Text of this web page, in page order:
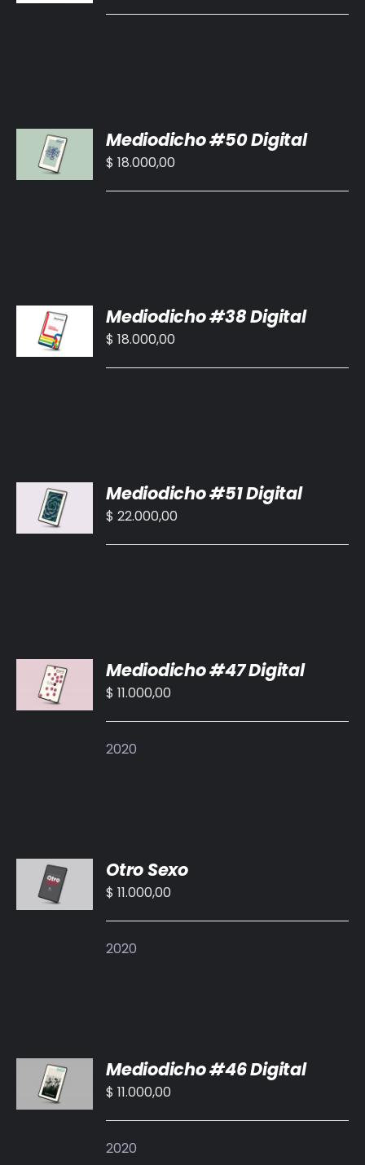
AL
CARRITO
/
Mediodicho #50 Digital
$ 18.000,00
AL
CARRITO
/
Mediodicho #38 Digital
$ 18.000,00
AL
CARRITO
/
Mediodicho #51 Digital
$ 22.000,00
AL
CARRITO
/
Mediodicho #47 Digital
$ 11.000,00
2020
AL
CARRITO
/
Otro Sexo
$ 11.000,00
2020
AL
CARRITO
/
Mediodicho #46 Digital
$ 11.000,00
2020